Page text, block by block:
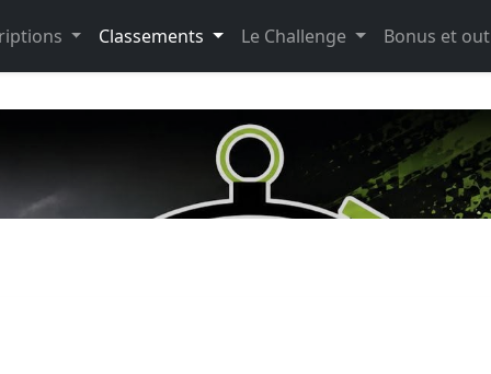
Classements Le Challenge Bonus et